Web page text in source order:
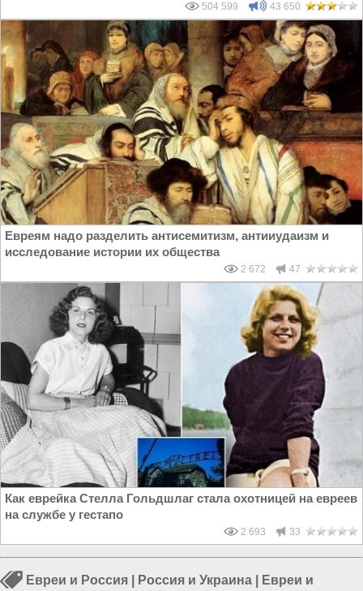
504 599 43 650
Евреям надо разделить антисемитизм, антииудаизм и
исследование истории их общества
2 672 47
Как еврейка Стелла Гольдшлаг стала охотницей на евреев
на службе у гестапо
2 693 33
Евреи и Россия Россия и Украина Евреи и